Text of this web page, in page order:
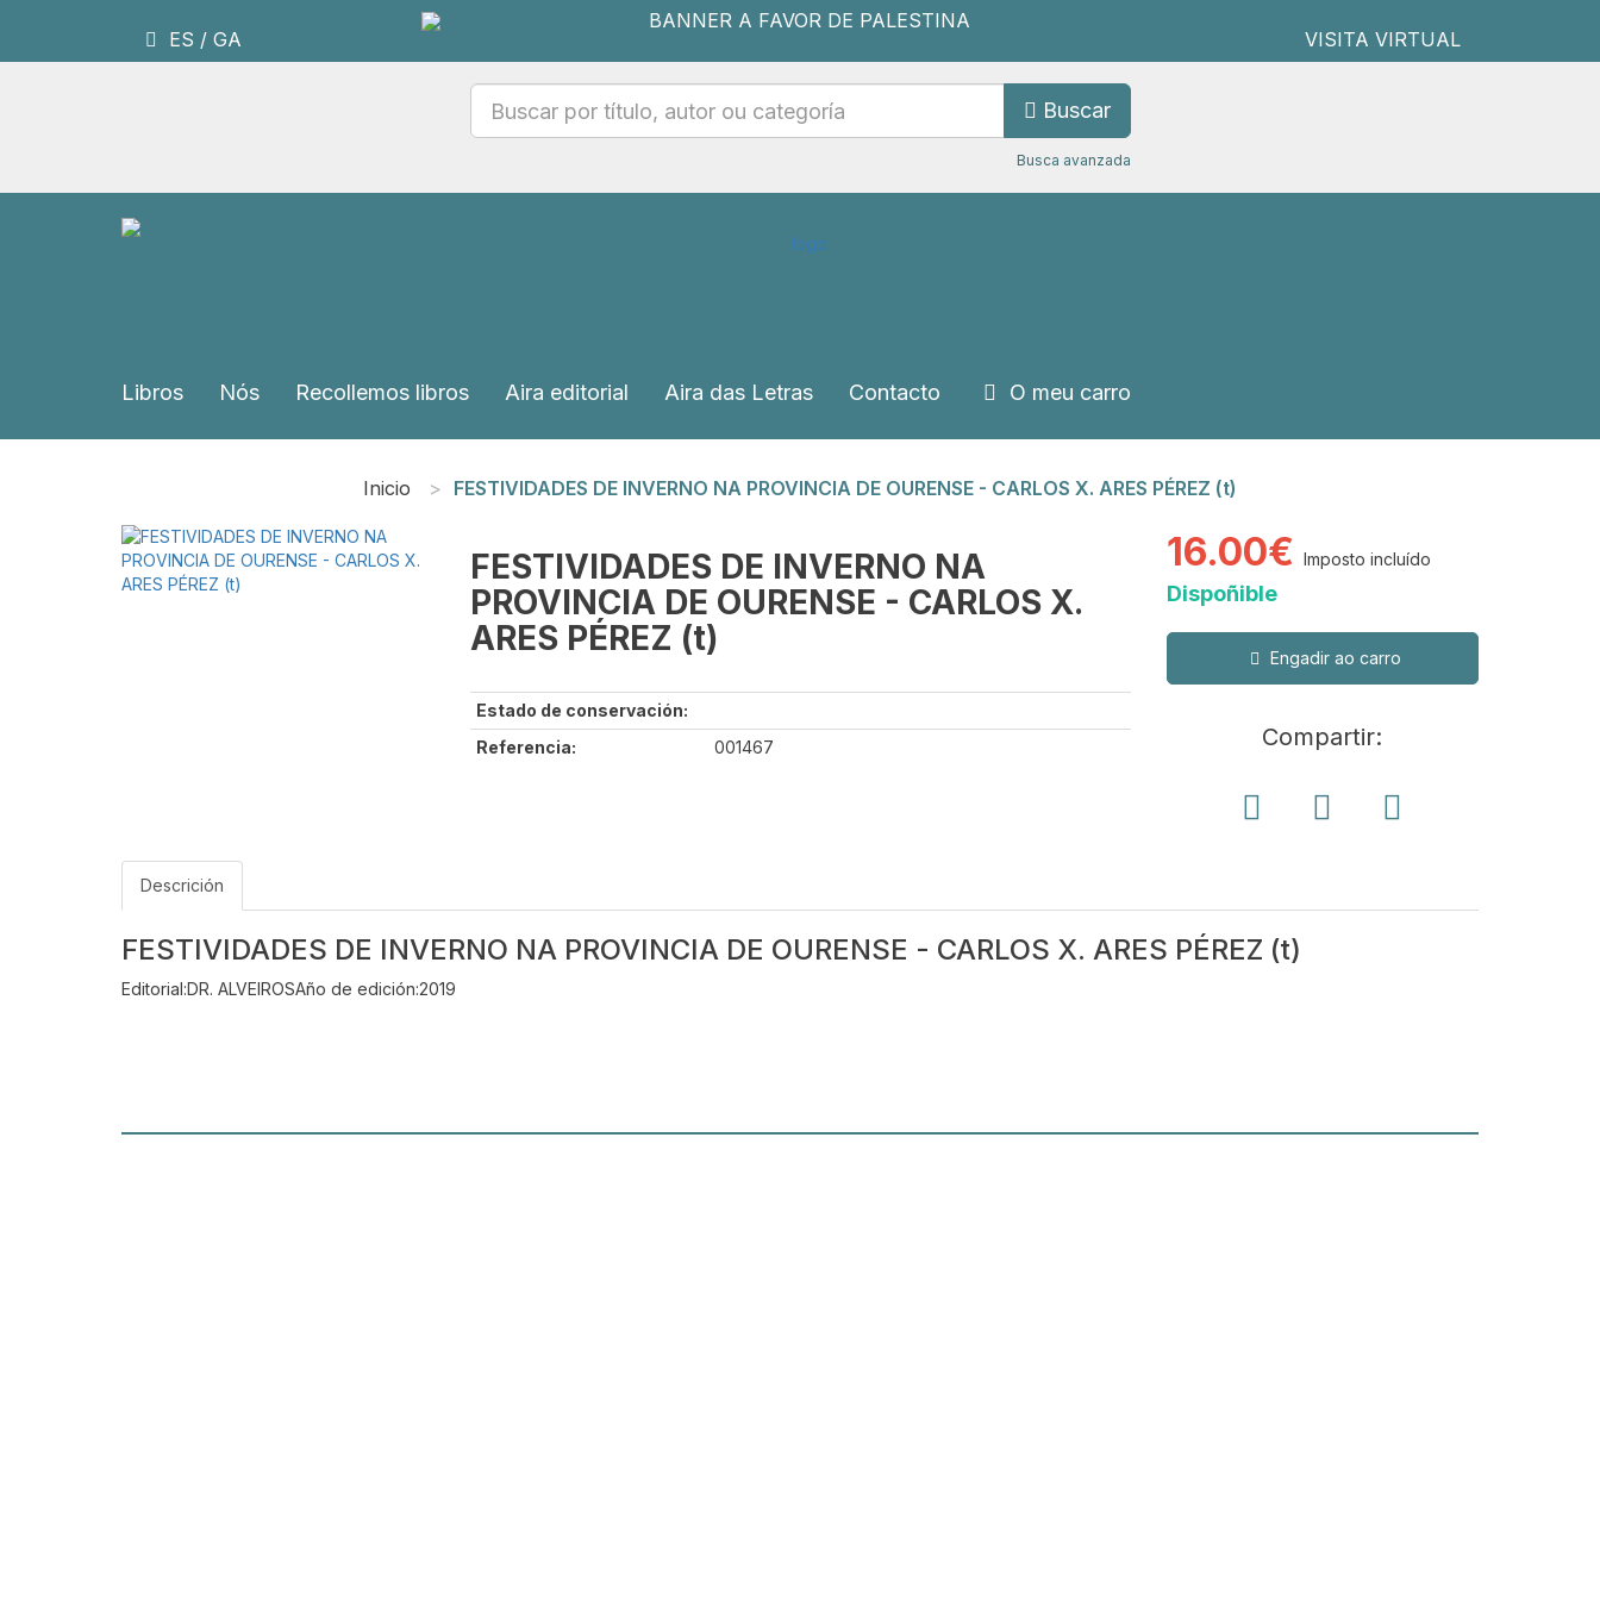
ES / GA VISITA VIRTUAL
Buscar
Busca avanzada
Libros Nós Recollemos libros Aira editorial Aira das Letras Contacto O meu carro
Inicio FESTIVIDADES DE INVERNO NA PROVINCIA DE OURENSE - CARLOS X. ARES PÉREZ (t)
FESTIVIDADES DE INVERNO NA
PROVINCIA DE OURENSE - CARLOS X.
ARES PÉREZ (t)
Estado de conservación:
Referencia:
001467
16.00€ Imposto incluído
Dispoñible
Engadir ao carro
Compartir:
Descrición
FESTIVIDADES DE INVERNO NA PROVINCIA DE OURENSE - CARLOS X. ARES PÉREZ (t)
Editorial:DR. ALVEIROSAño de edición:2019